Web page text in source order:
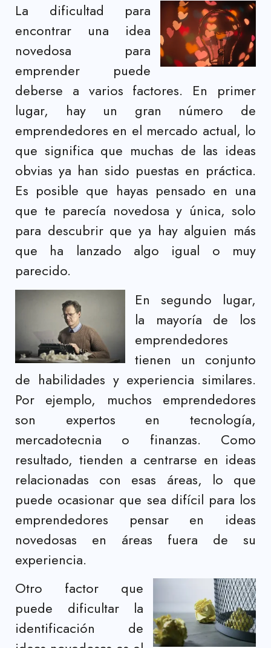
La dificultad para
encontrar una idea
novedosa para
emprender puede
deberse a varios factores. En primer
lugar, hay un gran número de
emprendedores en el mercado actual, lo
que significa que muchas de las ideas
obvias ya han sido puestas en práctica.
Es posible que hayas pensado en una
que te parecía novedosa y única, solo
para descubrir que ya hay alguien más
que ha lanzado algo igual o muy
parecido.
En segundo lugar,
la mayoría de los
emprendedores
tienen un conjunto
de habilidades y experiencia similares.
Por ejemplo, muchos emprendedores
son expertos en tecnología,
mercadotecnia o finanzas. Como
resultado, tienden a centrarse en ideas
relacionadas con esas áreas, lo que
puede ocasionar que sea difícil para los
emprendedores pensar en ideas
novedosas en áreas fuera de su
experiencia.
Otro factor que
puede dificultar la
identificación de